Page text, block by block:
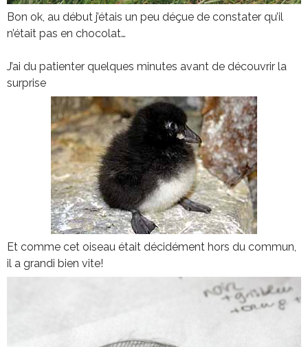
Bon ok, au début j’étais un peu déçue de constater qu’il
n’était pas en chocolat…
J’ai du patienter quelques minutes avant de découvrir la
surprise
Et comme cet oiseau était décidément hors du commun,
il a grandi bien vite!